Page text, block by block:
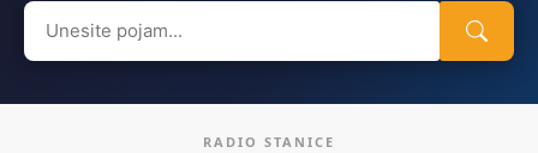
Search
for:
RADIO STANICE